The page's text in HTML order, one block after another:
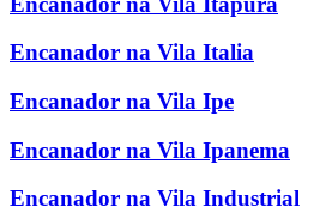
Encanador na Vila Italia
Encanador na Vila Ipe
Encanador na Vila Ipanema
Encanador na Vila Industrial